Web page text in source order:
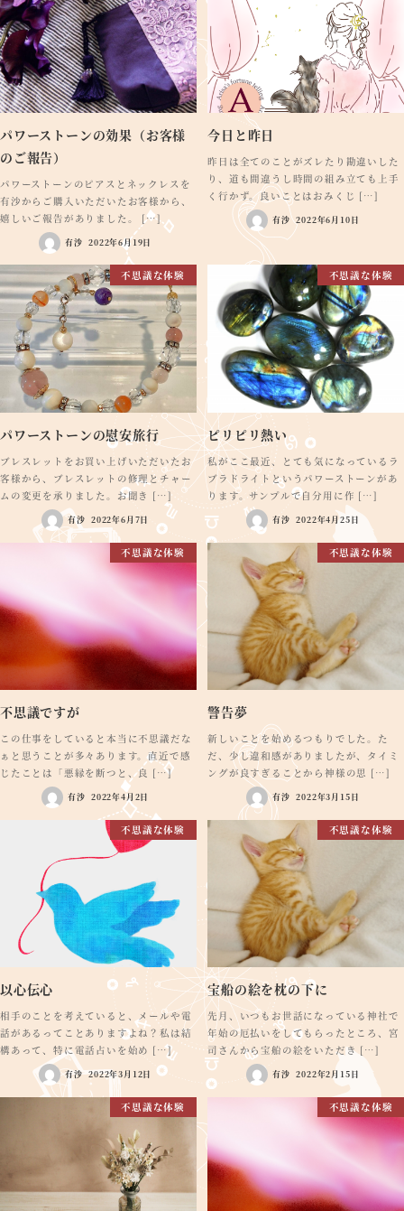
パワーストーンの効果（お客様
のご報告）
パワーストーンのピアスとネックレスを
有沙からご購入いただいたお客様から、
嬉しいご報告がありました。 […]
有沙 2022年6月19日
今日と昨日
昨日は全てのことがズレたり勘違いした
り、道も間違うし時間の組み立ても上手
く行かず。良いことはおみくじ […]
有沙 2022年6月10日
不思議な体験
パワーストーンの慰安旅行
ブレスレットをお買い上げいただいたお
客様から、ブレスレットの修理とチャー
ムの変更を承りました。お聞き […]
有沙 2022年6月7日
不思議な体験
ピリピリ熱い
私がここ最近、とても気になっているラ
ブラドライトというパワーストーンがあ
ります。サンプルで自分用に作 […]
有沙 2022年4月25日
不思議な体験
不思議ですが
この仕事をしていると本当に不思議だな
ぁと思うことが多々あります。直近で感
じたことは「悪縁を断つと、良 […]
有沙 2022年4月2日
不思議な体験
警告夢
新しいことを始めるつもりでした。た
だ、少し違和感がありましたが、タイミ
ングが良すぎることから神様の思 […]
有沙 2022年3月15日
不思議な体験
以心伝心
相手のことを考えていると、メールや電
話があるってことありますよね？私は結
構あって、特に電話占いを始め […]
有沙 2022年3月12日
不思議な体験
宝船の絵を枕の下に
先月、いつもお世話になっている神社で
年始の厄払いをしてもらったところ、宮
司さんから宝船の絵をいただき […]
有沙 2022年2月15日
不思議な体験 不思議な体験